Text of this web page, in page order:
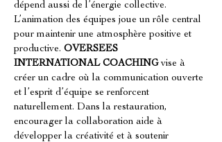
dépend aussi de l’énergie collective.
L’animation des équipes joue un rôle central
pour maintenir une atmosphère positive et
productive. OVERSEES
INTERNATIONAL COACHING vise à
créer un cadre où la communication ouverte
et l’esprit d’équipe se renforcent
naturellement. Dans la restauration,
encourager la collaboration aide à
développer la créativité et à soutenir